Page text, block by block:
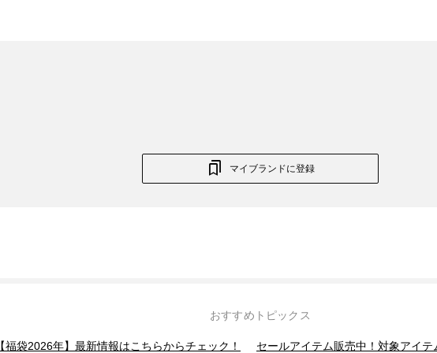
マイブランドに登録
おすすめトピックス
【福袋2026年】最新情報はこちらからチェック！ セールアイテム販売中！対象アイテ